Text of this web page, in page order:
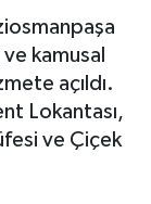
kamusal
açıldı.
Lokantası,
ve Çiçek